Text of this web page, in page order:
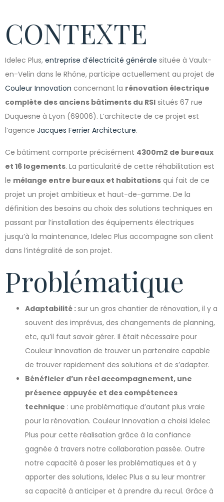
CONTEXTE
Idelec Plus, entreprise d’électricité générale située à Vaulx-
en-Velin dans le Rhône, participe actuellement au projet de
Couleur Innovation concernant la rénovation électrique
complète des anciens bâtiments du RSI situés 67 rue
Duquesne à Lyon (69006). L’architecte de ce projet est
l’agence Jacques Ferrier Architecture.
Ce bâtiment comporte précisément 4300m2 de bureaux
et 16 logements. La particularité de cette réhabilitation est
le mélange entre bureaux et habitations qui fait de ce
projet un projet ambitieux et haut-de-gamme. De la
définition des besoins au choix des solutions techniques en
passant par l’installation des équipements électriques
jusqu’à la maintenance, Idelec Plus accompagne son client
dans l’intégralité de son projet.
Problématique
Adaptabilité :sur un gros chantier de rénovation, il y a
souvent des imprévus, des changements de planning,
etc, qu’il faut savoir gérer. Il était nécessaire pour
Couleur Innovation de trouver un partenaire capable
de trouver rapidement des solutions et de s’adapter.
Bénéficier d’un réel accompagnement, une
présence appuyée et des compétences
technique : une problématique d’autant plus vraie
pour la rénovation. Couleur Innovation a choisi Idelec
Plus pour cette réalisation grâce à la confiance
gagnée à travers notre collaboration passée. Outre
notre capacité à poser les problématiques et à y
apporter des solutions, Idelec Plus a su leur montrer
sa capacité à anticiper et à prendre du recul. Grâce à